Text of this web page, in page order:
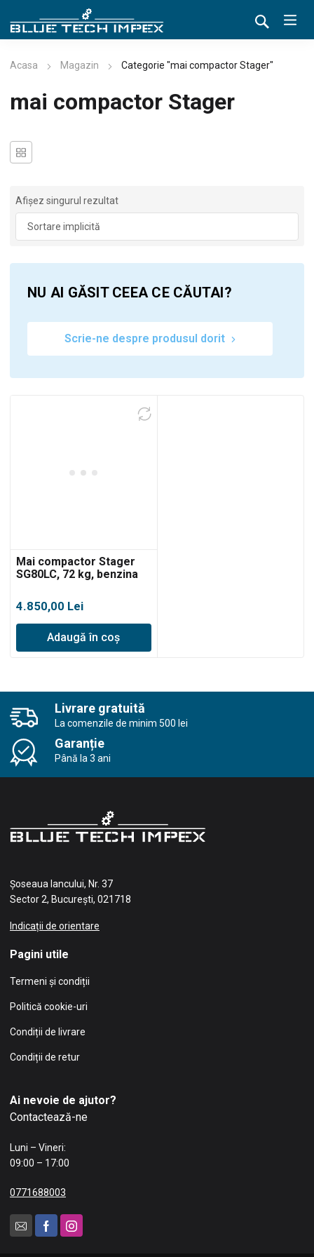
Acasa Magazin Categorie "mai compactor Stager"
mai compactor Stager
Afișez singurul rezultat
NU AI GĂSIT CEEA CE CĂUTAI?
Scrie-ne despre produsul dorit
Mai compactor Stager
SG80LC, 72 kg, benzina
4.850,00 Lei
Adaugă în coș
Livrare gratuită
La comenzile de minim 500 lei
Garanție
Până la 3 ani
Șoseaua Iancului, Nr. 37
Sector 2, București, 021718
Indicații de orientare
Pagini utile
Termeni și condiții
Politică cookie-uri
Condiții de livrare
Condiții de retur
Ai nevoie de ajutor?
Contactează-ne
Luni – Vineri:
09:00 – 17:00
0771688003